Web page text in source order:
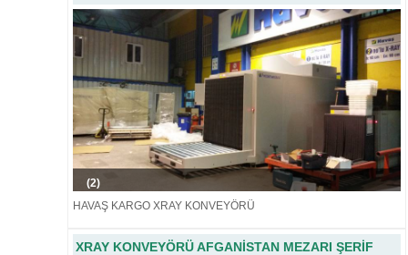
(2)
HAVAŞ KARGO XRAY KONVEYÖRÜ
XRAY KONVEYÖRÜ AFGANİSTAN MEZARI ŞERİF